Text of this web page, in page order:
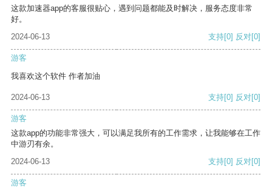
这款加速器app的客服很贴心，遇到问题都能及时解决，服务态度非常
好。
2024-06-13
支持[0] 反对[0]
游客
我喜欢这个软件 作者加油
2024-06-13 支持[0] 反对[0]
游客
这款app的功能非常强大，可以满足我所有的工作需求，让我能够在工作
中游刃有余。
2024-06-13
支持[0] 反对[0]
游客